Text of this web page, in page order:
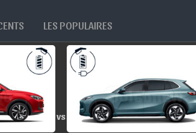
LES POPULAIRES
vs